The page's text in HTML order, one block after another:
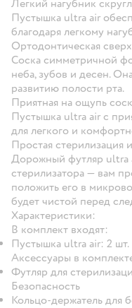
Легкий нагубник
Пустышка ultra air
благодаря легкому
Ортодонтическая
Соска симметричной
неба, зубов и десен.
развитию полости рта.
Приятная на ощупь
Пустышка ultra air с
для легкого и
Простая стерилизация
Дорожный футляр ultra
стерилизатора — вам
положить его в
будет чистой перед
Характеристики:
В комплект входят:
Пустышка ultra air: 2 шт.
Аксессуары в
Футляр для
Безопасность
Кольцо-держатель для